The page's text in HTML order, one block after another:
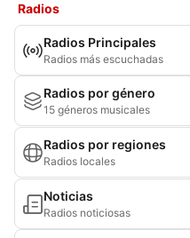
Radios
Radios Principales
Radios más escuchadas
Radios por género
15 géneros musicales
Radios por regiones
Radios locales
Noticias
Radios noticiosas